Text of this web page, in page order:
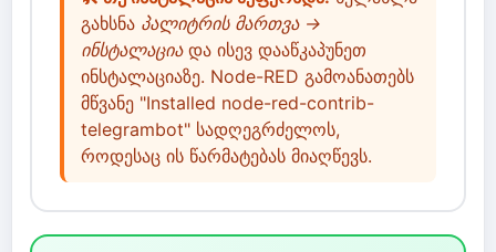
გახსნა პალიტრის მართვა →
ინსტალაციადა ისევ დააწკაპუნეთ
ინსტალაციაზე. Node-RED გამოანათებს
მწვანე "Installed node-red-contrib-
telegrambot" სადღეგრძელოს,
როდესაც ის წარმატებას მიაღწევს.